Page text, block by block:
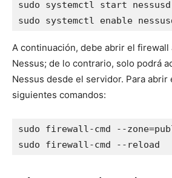
sudo systemctl start nessusd
sudo systemctl enable
A continuación, debe abrir el firewall
Nessus; de lo contrario, solo podrá
Nessus desde el servidor. Para
siguientes comandos:
sudo firewall-cmd --
sudo firewall-cmd --reload